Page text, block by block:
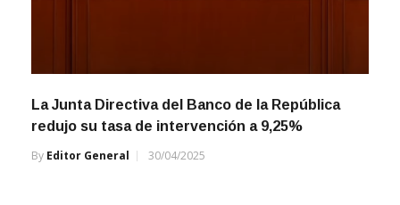
La Junta Directiva del Banco de la República
redujo su tasa de intervención a 9,25%
By Editor General 30/04/2025